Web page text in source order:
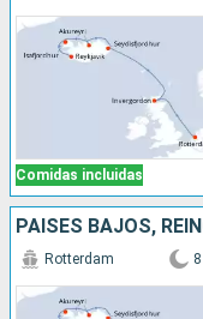
Comidas incluidas
PAISES BAJOS,
Rotterdam